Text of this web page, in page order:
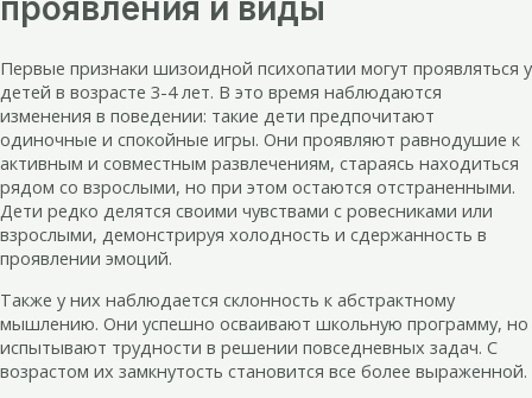
Первые признаки шизоидной психопатии могут проявляться у
детей в возрасте 3-4 лет. В это время наблюдаются
изменения в поведении: такие дети предпочитают
одиночные и спокойные игры. Они проявляют равнодушие к
активным и совместным развлечениям, стараясь находиться
рядом со взрослыми, но при этом остаются отстраненными.
Дети редко делятся своими чувствами с ровесниками или
взрослыми, демонстрируя холодность и сдержанность в
проявлении эмоций.
Также у них наблюдается склонность к абстрактному
мышлению. Они успешно осваивают школьную программу, но
испытывают трудности в решении повседневных задач. С
возрастом их замкнутость становится все более выраженной.